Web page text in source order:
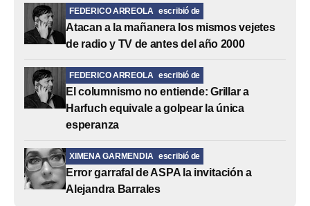
FEDERICO ARREOLA escribió de
Atacan a la mañanera los mismos vejetes
de radio y TV de antes del año 2000
FEDERICO ARREOLA escribió de
El columnismo no entiende: Grillar a
Harfuch equivale a golpear la única
esperanza
XIMENA GARMENDIA escribió de
Error garrafal de ASPA la invitación a
Alejandra Barrales